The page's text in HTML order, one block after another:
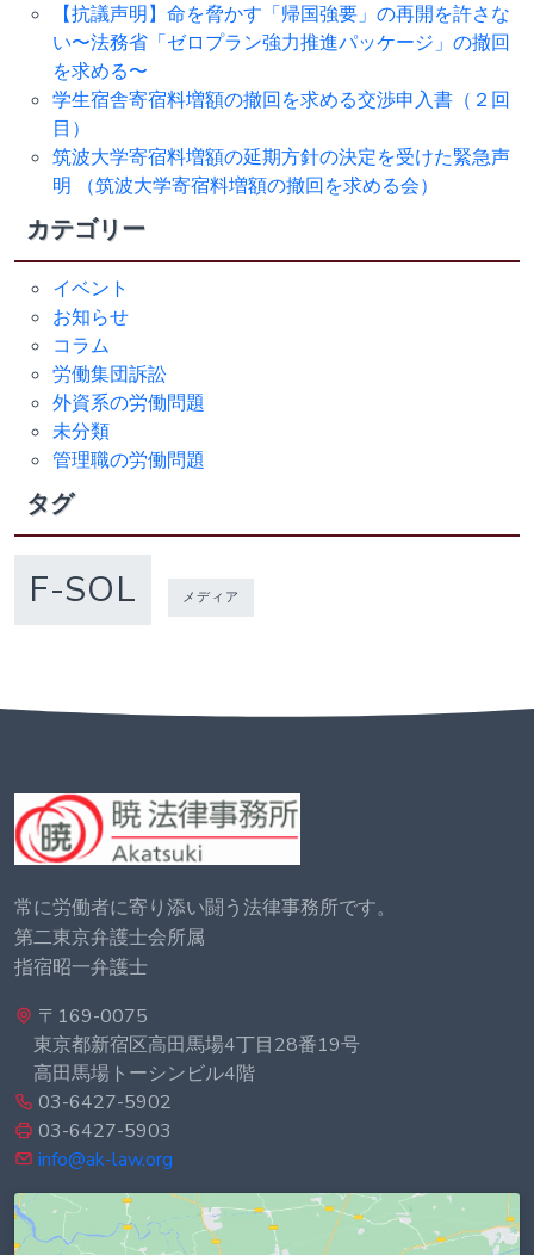
【抗議声明】命を脅かす「帰国強要」の再開を許さな
い〜法務省「ゼロプラン強力推進パッケージ」の撤回
を求める〜
学生宿舎寄宿料増額の撤回を求める交渉申入書（２回
目）
筑波大学寄宿料増額の延期方針の決定を受けた緊急声
明 （筑波大学寄宿料増額の撤回を求める会）
カテゴリー
イベント
お知らせ
コラム
労働集団訴訟
外資系の労働問題
未分類
管理職の労働問題
タグ
F-SOL メディア
常に労働者に寄り添い闘う法律事務所です。
第二東京弁護士会所属
指宿昭一弁護士
〒169-0075
東京都新宿区高田馬場4丁目28番19号
高田馬場トーシンビル4階
03-6427-5902
03-6427-5903
info@ak-law.org